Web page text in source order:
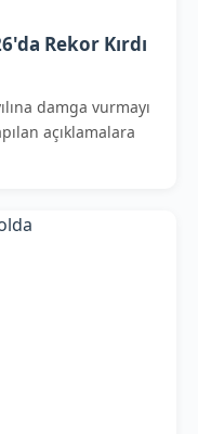
Rekor Kırdı
damga vurmayı
açıklamalara